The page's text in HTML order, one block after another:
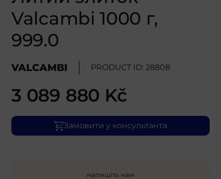
Valcambi 1000 г,
999.0
VALCAMBI PRODUCT ID: 28808
3 089 880 Kč
Замовити у консультанта
напишіть нам